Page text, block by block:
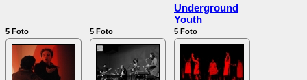
5 Foto 5 Foto
Underground
Youth
5 Foto